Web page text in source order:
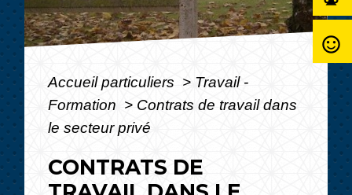
Accueil particuliers > Travail -
Formation > Contrats de travail dans
le secteur privé
CONTRATS DE
sentiment_satisfied_alt